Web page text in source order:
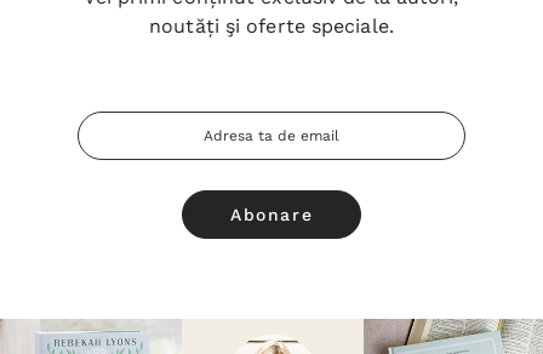
noutăți şi oferte speciale.
Adresa
Email